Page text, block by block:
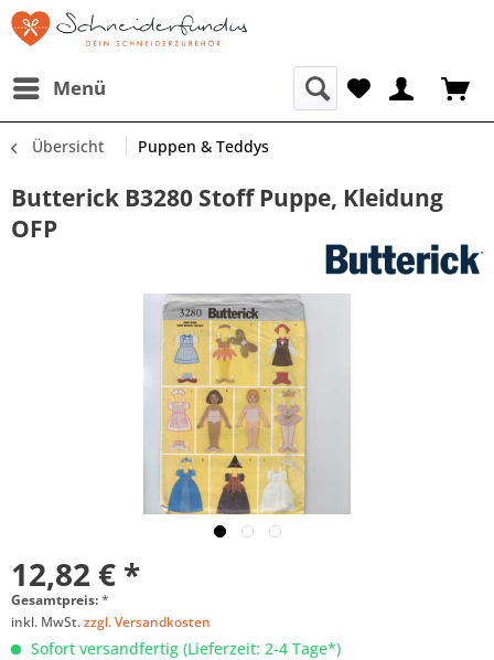
Menü
Übersicht Puppen & Teddys
Butterick B3280 Stoff Puppe, Kleidung
OFP
12,82 € *
Gesamtpreis:*
inkl. MwSt.zzgl. Versandkosten
Sofort versandfertig (Lieferzeit: 2-4 Tage*)